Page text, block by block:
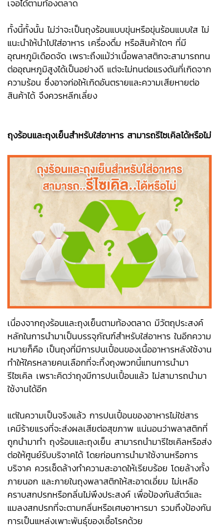
เจอได้ตามท้องตลาด
ทั้งนี้ทั้งนั้น ไม่ว่าจะเป็นถุงร้อนแบบขุ่นหรือขุ่นร้อนแบบใส ไม่
แนะนำให้นำไปใส่อาหาร เครื่องดื่ม หรือสินค้าใดๆ ที่มี
อุณหภูมิเดือดจัด เพราะถึงแม้ว่าเนื้อพลาสติกจะสามารถทน
ต่ออุณหภูมิสูงได้เป็นอย่างดี แต่จะไม่ทนต่อแรงดันที่เกิดจาก
ความร้อน ซึ่งอาจก่อให้เกิดอันตรายและความเสียหายต่อ
สินค้าได้ จึงควรหลีกเลี่ยง
ถุงร้อนและถุงเย็นสำหรับใส่อาหาร สามารถรีไซเคิลได้หรือไม่
เนื่องจากถุงร้อนและถุงเย็นตามท้องตลาด มีวัตถุประสงค์
หลักในการนำมาเป็นบรรจุภัณฑ์สำหรับใส่อาหาร ในอีกความ
หมายก็คือ เป็นถุงที่มีการปนเปื้อนของเนื้ออาหารหลังใช้งาน
ทำให้ใครหลายคนเลือกที่จะทิ้งถุงพวกนี้แทนการนำมา
รีไซเคิล เพราะคิดว่าถุงมีการปนเปื้อนแล้ว ไม่สามารถนำมา
ใช้งานได้อีก
แต่ในความเป็นจริงแล้ว การปนเปื้อนของอาหารไม่ใช่สาร
เคมีร้ายแรงที่จะส่งผลเสียต่อสุขภาพ แน่นอนว่าพลาสติกที่
ถูกนำมาทำ ถุงร้อนและถุงเย็น สามารถนำมารีไซเคิลหรือส่ง
ต่อให้ศูนย์รับบริจาคได้ โดยก่อนการนำมาใช้งานหรือการ
บริจาค ควรเช็ดล้างทำความสะอาดให้เรียบร้อย โดยล้างทั้ง
ภายนอก และภายในถุงพลาสติกให้สะอาดเอี่ยม ไม่เหลือ
คราบสกปรกหรือกลิ่นไม่พึงประสงค์ เพื่อป้องกันสัตว์และ
แมลงสกปรกที่จะตามกลิ่นหรือเศษอาหารมา รวมถึงป้องกัน
การเป็นแหล่งเพาะพันธุ์ของเชื้อโรคด้วย